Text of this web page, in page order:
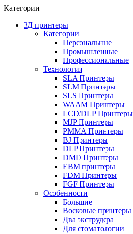
Категории
3Д принтеры
Категории
Персональные
Промышленные
Профессиональные
Технология
SLA Принтеры
SLM Принтеры
SLS Принтеры
WAAM Принтеры
LCD/DLP Принтеры
MJP Принтеры
PMMA Принтеры
BJ Принтеры
DLP Принтеры
DMD Принтеры
EBM принтеры
FDM Принтеры
FGF Принтеры
Особенности
Большие
Восковые принтеры
Два экструдера
Для стоматологии